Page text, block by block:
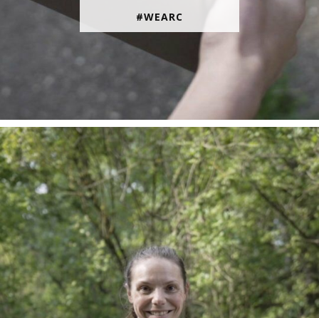
#WEARC
En juin, on te motive à courir encore